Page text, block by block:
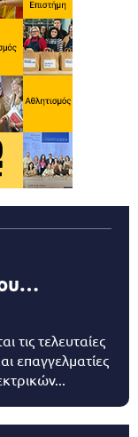
τις τελευταίες
επαγγελματίες